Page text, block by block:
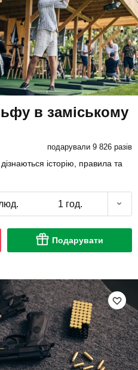
в заміському
подарували 9 826 разів
історію, правила та
1 год.
Подарувати